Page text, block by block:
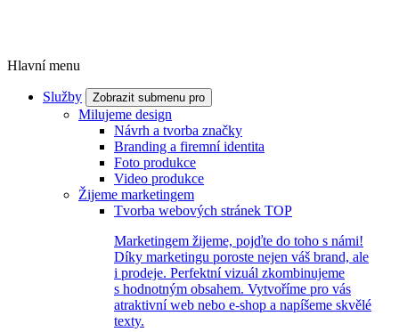
Hlavní menu
Služby Zobrazit submenu pro
Milujeme design
Návrh a tvorba značky
Branding a firemní identita
Foto produkce
Video produkce
Žijeme marketingem
Tvorba webových stránek TOP
Marketingem žijeme, pojďte do toho s námi!
Díky marketingu poroste nejen váš brand, ale
i prodeje. Perfektní vizuál zkombinujeme
s hodnotným obsahem. Vytvoříme pro vás
atraktivní web nebo e-shop a napíšeme skvělé
texty.